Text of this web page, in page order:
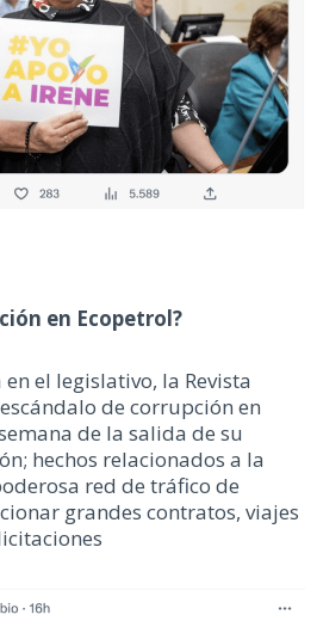
en Ecopetrol?
el legislativo, la Revista
de corrupción en
de la salida de su
hechos relacionados a la
red de tráfico de
grandes contratos, viajes